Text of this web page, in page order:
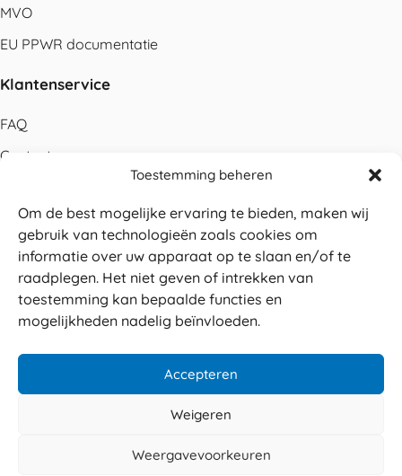
Toestemming beheren
Om de best mogelijke ervaring te bieden, maken wij
gebruik van technologieën zoals cookies om
informatie over uw apparaat op te slaan en/of te
raadplegen. Het niet geven of intrekken van
toestemming kan bepaalde functies en
mogelijkheden nadelig beïnvloeden.
Accepteren
Weigeren
Weergavevoorkeuren
MVO
EU PPWR documentatie
Klantenservice
FAQ
Contact
Betalen
Levering
Retouren
Service en garantie
Veilig betalen
© 2026 Sabé Verpakkingen